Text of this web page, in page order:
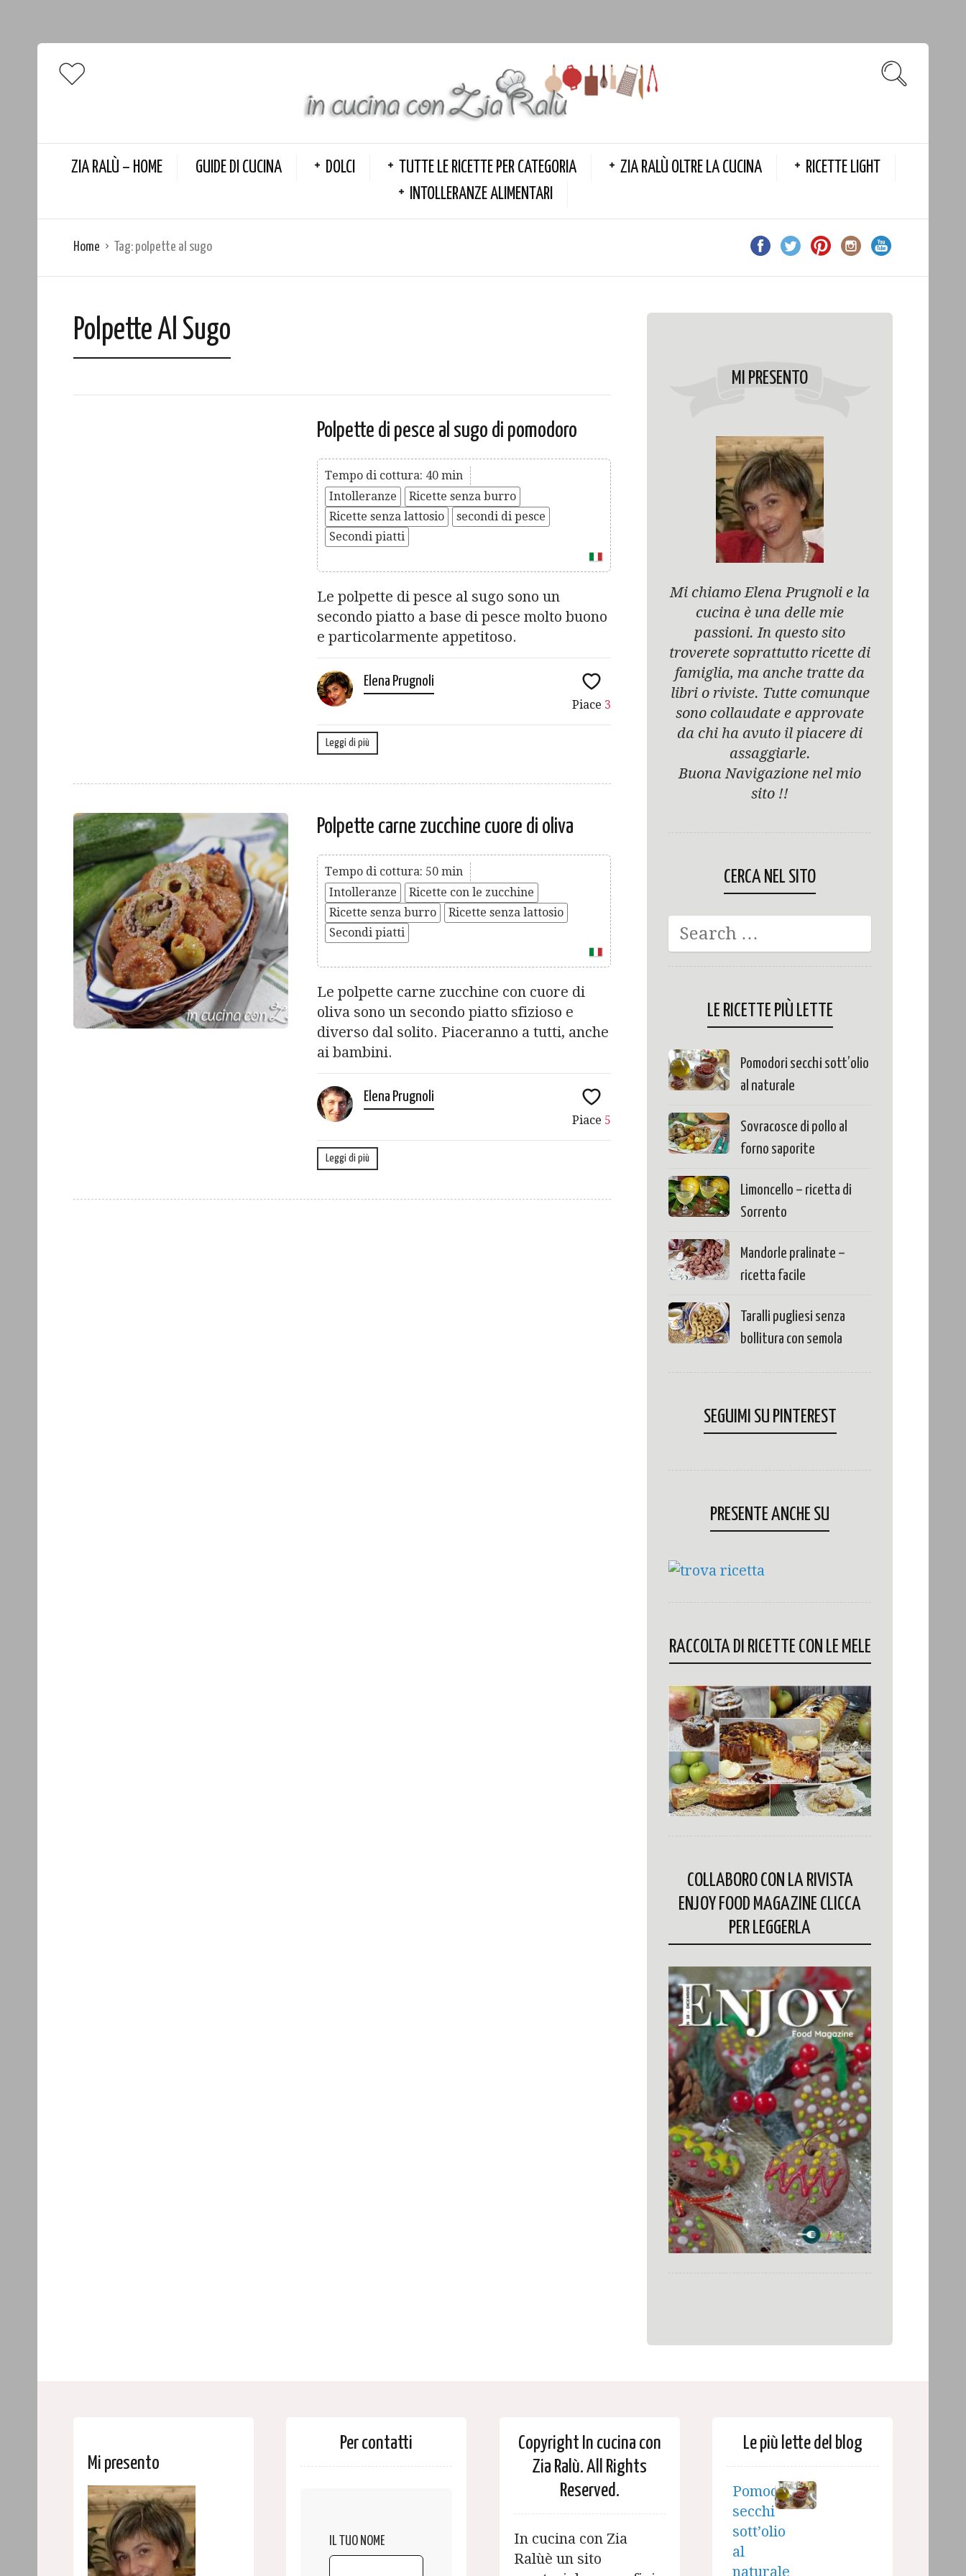
ZIA RALÙ – HOME GUIDE DI CUCINA DOLCI TUTTE LE RICETTE PER CATEGORIA ZIA RALÙ OLTRE LA CUCINA
RICETTE LIGHT
INTOLLERANZE ALIMENTARI
Home Tag: polpette al sugo
Polpette Al Sugo
Polpette di pesce al sugo di pomodoro
Tempo di cottura: 40 min
Intolleranze
Ricette senza burro
Ricette senza lattosio
secondi di pesce
Secondi piatti
Le polpette di pesce al sugo sono un
secondo piatto a base di pesce molto buono
e particolarmente appetitoso.
Elena Prugnoli
Piace 3
Leggi di più
Polpette carne zucchine cuore di oliva
Tempo di cottura: 50 min
Intolleranze
Ricette con le zucchine
Ricette senza burro
Ricette senza lattosio
Secondi piatti
Le polpette carne zucchine con cuore di
oliva sono un secondo piatto sfizioso e
diverso dal solito. Piaceranno a tutti, anche
ai bambini.
Elena Prugnoli
Piace 5
Leggi di più
MI PRESENTO
Mi chiamo Elena Prugnoli e la
cucina è una delle mie
passioni. In questo sito
troverete soprattutto ricette di
famiglia, ma anche tratte da
libri o riviste. Tutte comunque
sono collaudate e approvate
da chi ha avuto il piacere di
assaggiarle.
Buona Navigazione nel mio
sito !!
CERCA NEL SITO
LE RICETTE PIÙ LETTE
Pomodori secchi sott’olio
al naturale
Sovracosce di pollo al
forno saporite
Limoncello – ricetta di
Sorrento
Mandorle pralinate –
ricetta facile
Taralli pugliesi senza
bollitura con semola
SEGUIMI SU PINTEREST
PRESENTE ANCHE SU
RACCOLTA DI RICETTE CON LE MELE
COLLABORO CON LA RIVISTA
ENJOY FOOD MAGAZINE CLICCA
PER LEGGERLA
Mi presento
Per contatti
IL TUO NOME
Copyright In cucina con
Zia Ralù. All Rights
Reserved.
In cucina con Zia
Ralùè un sito
Le più lette del blog
Pomodori
secchi
sott’olio
al
naturale